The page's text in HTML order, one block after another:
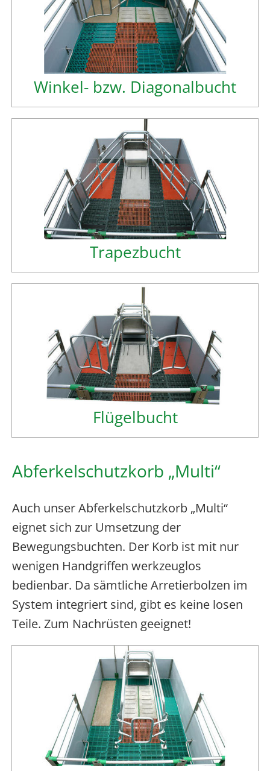
Winkel- bzw. Diagonalbucht
Trapezbucht
Flügelbucht
Abferkelschutzkorb „Multi“
Auch unser Abferkelschutzkorb „Multi“
eignet sich zur Umsetzung der
Bewegungsbuchten. Der Korb ist mit nur
wenigen Handgriffen werkzeuglos
bedienbar. Da sämtliche Arretierbolzen im
System integriert sind, gibt es keine losen
Teile. Zum Nachrüsten geeignet!